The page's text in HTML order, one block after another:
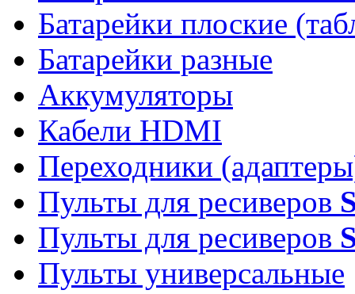
Батарейки плоские
Батарейки разные
Аккумуляторы
Кабели HDMI
Переходники
Пульты для ресиверов
Пульты для ресиверов
Пульты универсальные